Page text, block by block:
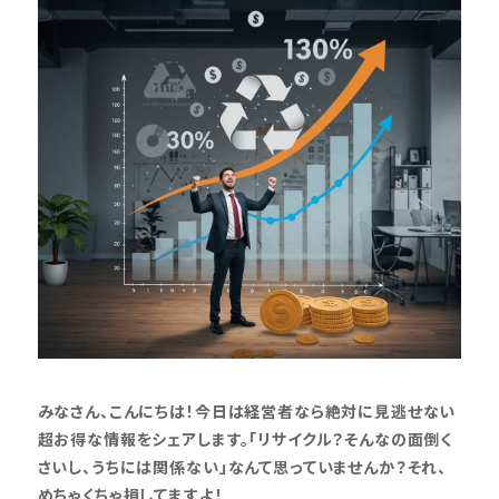
みなさん、こんにちは！今日は経営者なら絶対に見逃せない
超お得な情報をシェアします。「リサイクル？そんなの面倒く
さいし、うちには関係ない」なんて思っていませんか？それ、
めちゃくちゃ損してますよ！